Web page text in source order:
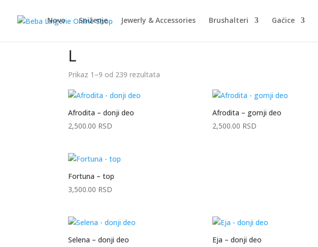
Novo Sniženje Jewerly & Accessories Brushalteri Gaćice
L
Prikaz 1–9 od 239 rezultata
Afrodita – donji deo
2,500.00 RSD
Afrodita – gornji deo
2,500.00 RSD
Fortuna – top
3,500.00 RSD
Selena – donji deo
Eja – donji deo